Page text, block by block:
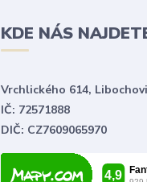
KDE NÁS
Vrchlického 614,
IČ: 72571888
DIČ: CZ7609065970